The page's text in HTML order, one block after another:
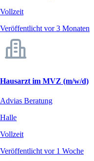
Vollzeit
Veröffentlicht vor 3 Monaten
Hausarzt im MVZ (m/w/d)
Advias Beratung
Halle
Vollzeit
Veröffentlicht vor 1 Woche